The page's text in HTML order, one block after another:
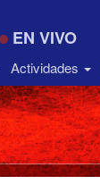
EN VIVO
Actividades